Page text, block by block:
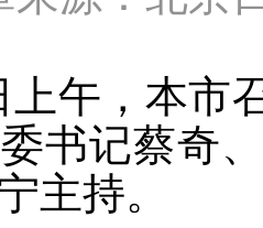
上午，本市
书记蔡奇
主持。